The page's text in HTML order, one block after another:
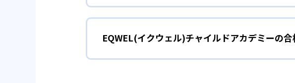
親子で参加できるレッスンを採用。1クラス最大6名
EQWELの独自メソッドは、脳科学的見地から設計さ
EQWEL(イクウェル)チャイルドアカデミーの